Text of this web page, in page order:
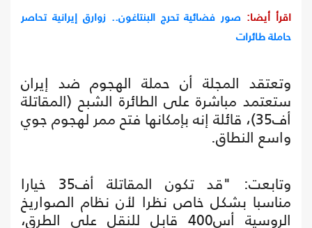
اقرأ أيضا: صور فضائية تحرج البنتاغون.. زوارق إيرانية تحاصر
حاملة طائرات
وتعتقد المجلة أن حملة الهجوم ضد إيران
ستعتمد مباشرة على الطائرة الشبح (المقاتلة
أف35)، قائلة إنه بإمكانها فتح ممر لهجوم جوي
واسع النطاق.
وتابعت: "قد تكون المقاتلة أف35 خيارا
مناسبا بشكل خاص نظرا لأن نظام الصواريخ
الروسية أس400 قابل للنقل على الطرق،